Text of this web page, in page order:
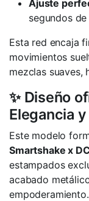
Ajuste
segundos
Esta red encaja
movimientos
mezclas suaves,
✨ Diseño
Elegancia
Este modelo
Smartshake x
estampados
acabado